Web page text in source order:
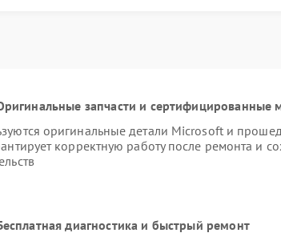
запчасти и сертифицированные
оригинальные детали Microsoft и
корректную работу после ремонта и
диагностика и быстрый ремонт